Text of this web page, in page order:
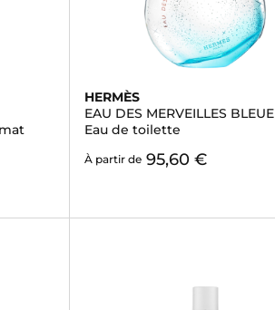
HERMÈS
EAU DES MERVEILLES BLEUE
Eau de toilette
À partir de 95,60 €